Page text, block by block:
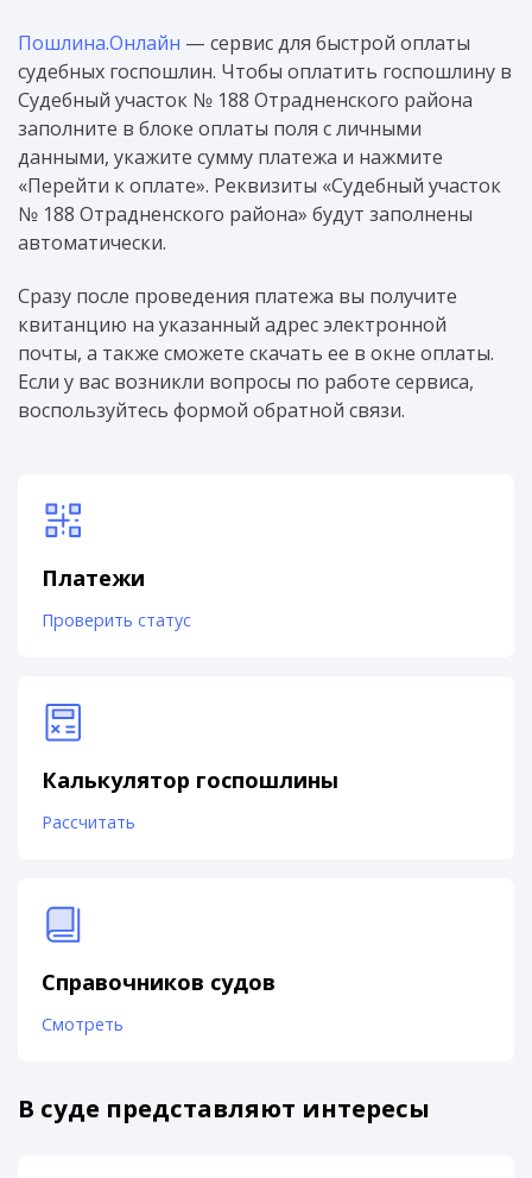
Пошлина.Онлайн — сервис для быстрой оплаты
судебных госпошлин. Чтобы оплатить госпошлину в
Судебный участок № 188 Отрадненского района
заполните в блоке оплаты поля с личными
данными, укажите сумму платежа и нажмите
«Перейти к оплате». Реквизиты «Судебный участок
№ 188 Отрадненского района» будут заполнены
автоматически.
Сразу после проведения платежа вы получите
квитанцию на указанный адрес электронной
почты, а также сможете скачать ее в окне оплаты.
Если у вас возникли вопросы по работе сервиса,
воспользуйтесь формой обратной связи.
Платежи
Проверить статус
Калькулятор госпошлины
Рассчитать
Справочников судов
Смотреть
В суде представляют интересы